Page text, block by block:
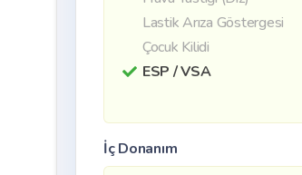
Lastik Arıza Göstergesi
Çocuk Kilidi
ESP / VSA
İç Donanım